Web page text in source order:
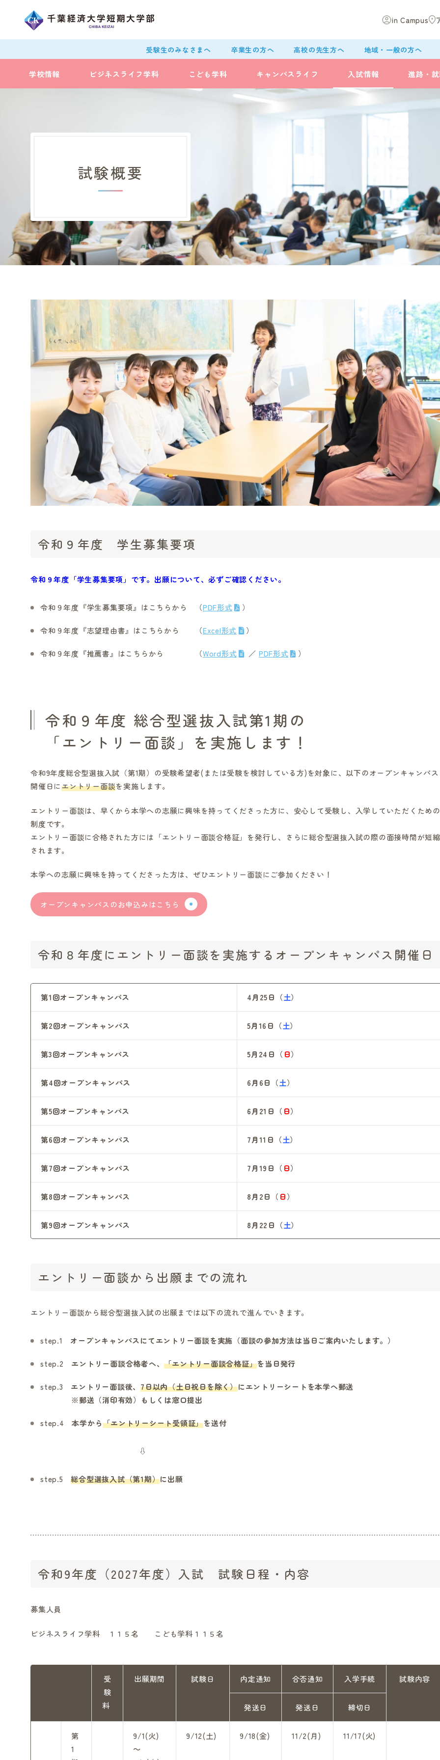
in Campus
学校情報 ビジネスライフ学科 こども学科 キャンパスライフ 入試情報 進路・
受験生のみなさまへ 卒業生の方へ 高校の先生方へ 地域・一般の方へ
試験概要
令和９年度 学生募集要項
令和９年度「学生募集要項」です。出願について、必ずご確認ください。
令和９年度『学生募集要項』はこちらから （PDF形式 ）
令和９年度『志望理由書』はこちらから （Excel形式 ）
令和９年度『推薦書』はこちらから （Word形式 ／ PDF形式 ）
令和９年度 総合型選抜入試第1期の
「エントリー面談」を実施します！
令和9年度総合型選抜入試（第1期）の受験希望者(または受験を検討している方)を対象に、以下のオープンキャンパス
開催日にエントリー面談を実施します。
エントリー面談は、早くから本学への志願に興味を持ってくださった方に、安心して受験し、入学していただくための
制度です。
エントリー面談に合格された方には「エントリー面談合格証」を発行し、さらに総合型選抜入試の際の面接時間が短縮
されます。
本学への志願に興味を持ってくださった方は、ぜひエントリー面談にご参加ください！
オープンキャンパスのお申込みはこちら
令和８年度にエントリー面談を実施するオープンキャンパス開催日
第1回オープンキャンパス 4月25日（土）
第2回オープンキャンパス 5月16日（土）
第3回オープンキャンパス 5月24日（ 日）
第4回オープンキャンパス 6月6日（土）
第5回オープンキャンパス 6月21日（ 日）
第6回オープンキャンパス 7月11日（土）
第7回オープンキャンパス 7月19日（ 日）
第8回オープンキャンパス 8月2日（ 日）
第9回オープンキャンパス 8月22日（土）
エントリー面談から出願までの流れ
エントリー面談から総合型選抜入試の出願までは以下の流れで進んでいきます。
step.1 オープンキャンパスにてエントリー面談を実施（面談の参加方法は当日ご案内いたします。）
step.2 エントリー面談合格者へ、「エントリー面談合格証」を当日発行
step.3 エントリー面談後、 7日以内（土日祝日を除く）にエントリーシートを本学へ郵送
※郵送（消印有効）もしくは窓口提出
step.4本学から「エントリーシート受領証」を送付
⇩
step.5総合型選抜入試（第1期）に出願
令和9年度（2027年度）入試 試験日程・内容
募集人員
ビジネスライフ学科 １１５名 こども学科１１５名
受
験
料
出願期間 試験日 内定通知 合否通知 入学手続 試験内容
発送日 発送日 締切日
第
1
9/1(火)
～
9/12(土) 9/18(金) 11/2(月) 11/17(火)